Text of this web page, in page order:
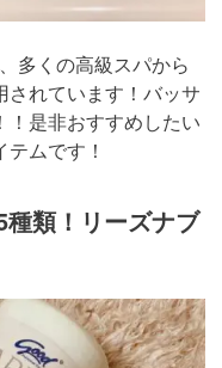
多くの高級スパから
れています！バッサ
是非おすすめしたい
ムです！
類！リーズナブ